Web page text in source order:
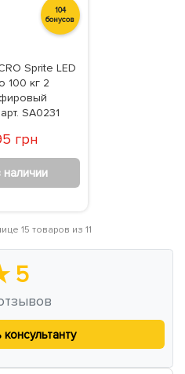
104
бонусов
Sprite LED
100 кг 2
SA0231
грн
наличии
15 товаров из 11
5